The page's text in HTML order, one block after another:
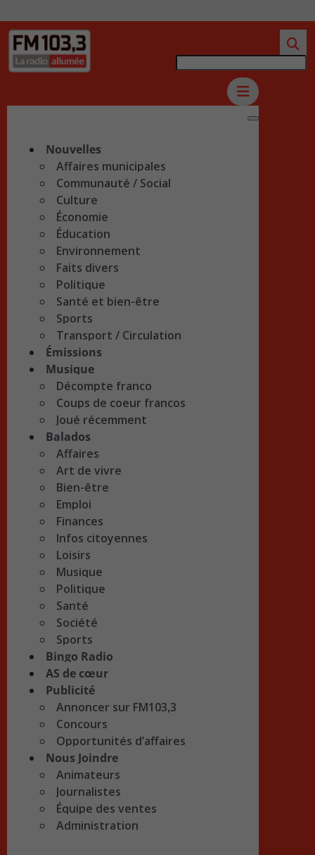
Nouvelles
Affaires municipales
Communauté / Social
Culture
Économie
Éducation
Environnement
Faits divers
Politique
Santé et bien-être
Sports
Transport / Circulation
Émissions
Musique
Décompte franco
Coups de coeur francos
Joué récemment
Balados
Affaires
Art de vivre
Bien-être
Emploi
Finances
Infos citoyennes
Loisirs
Musique
Politique
Santé
Société
Sports
Bingo Radio
AS de cœur
Publicité
Annoncer sur FM103,3
Concours
Opportunités d’affaires
Nous Joindre
Animateurs
Journalistes
Équipe des ventes
Administration